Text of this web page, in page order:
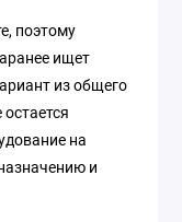
поэтому
ищет
из общего
на
и